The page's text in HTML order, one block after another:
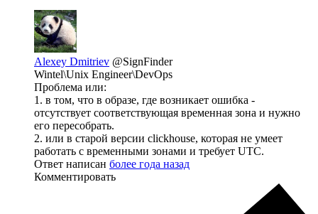
Alexey Dmitriev @SignFinder
Wintel\Unix Engineer\DevOps
Проблема или:
1. в том, что в образе, где возникает ошибка -
отсутствует соответствующая временная зона и нужно
его пересобрать.
2. или в старой версии clickhouse, которая не умеет
работать с временными зонами и требует UTC.
Ответ написан более года назад
Комментировать